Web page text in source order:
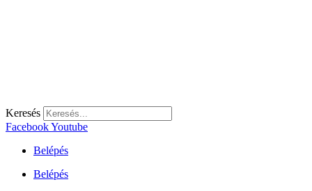
Keresés
FacebookYoutube
Belépés
Belépés